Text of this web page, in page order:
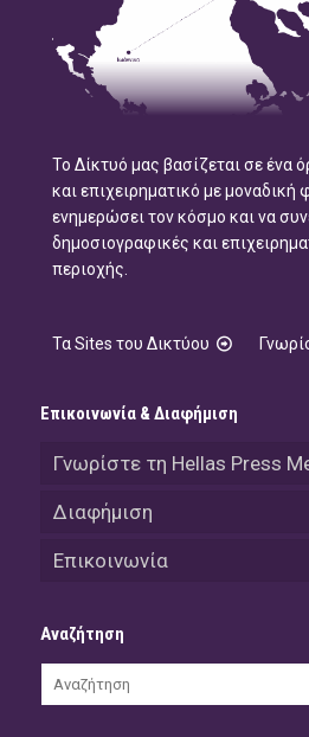
Το Δίκτυό μας βασίζεται σε ένα
και επιχειρηματικό με μοναδική
ενημερώσει τον κόσμο και να
δημοσιογραφικές και
περιοχής.
Τα Sites του Δικτύου
Επικοινωνία & Διαφήμιση
Γνωρίστε τη Hellas Press
Διαφήμιση
Επικοινωνία
Αναζήτηση